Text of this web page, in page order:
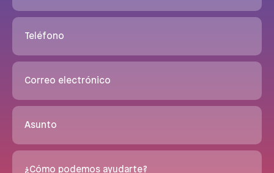
Teléfono
Correo electrónico
Asunto
¿Cómo podemos ayudarte?